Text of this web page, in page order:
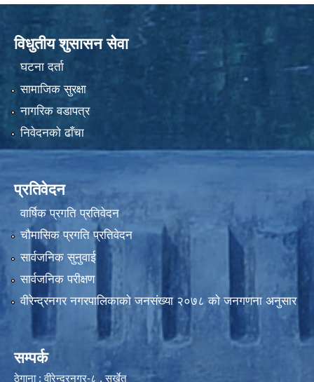
विधुतीय शुसासन सेवा
घटना दर्ता
सामाजिक सुरक्षा
नागरिक वडापत्र
निवेदनको ढाँचा
प्रतिवेदन
वार्षिक प्रगति प्रतिवेदन
चौमासिक प्रगति प्रतिवेदन
सार्वजनिक सुनुवाई
सार्वजनिक परीक्षण
वीरेन्द्रनगर नगरपालिकाकाे जनसंख्या २०७८ काे जनगणना अनुसार
सम्पर्क
ठेगाना : वीरेन्द्रनगर-८ , सुर्खेत